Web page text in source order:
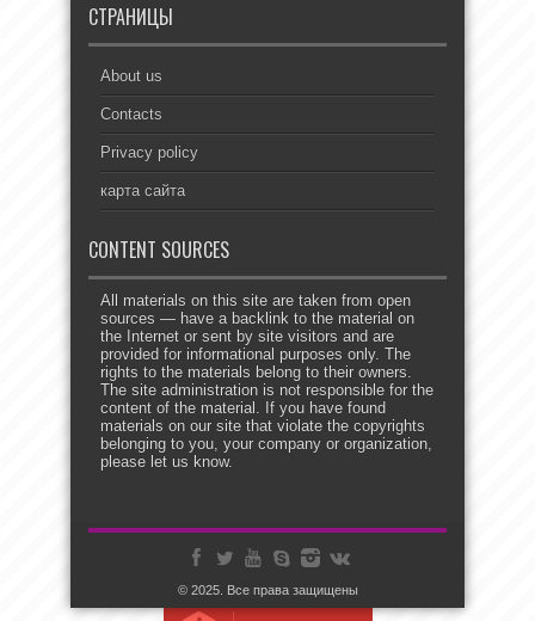
СТРАНИЦЫ
About us
Contacts
Privacy policy
карта сайта
CONTENT SOURCES
All materials on this site are taken from open
sources — have a backlink to the material on
the Internet or sent by site visitors and are
provided for informational purposes only. The
rights to the materials belong to their owners.
The site administration is not responsible for the
content of the material. If you have found
materials on our site that violate the copyrights
belonging to you, your company or organization,
please let us know.
© 2025. Все права защищены